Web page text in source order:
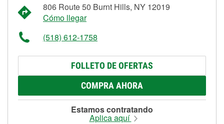
806 Route 50 Burnt Hills, NY 12019
Cómo llegar
(518) 612-1758
FOLLETO DE OFERTAS
COMPRA AHORA
Estamos contratando
Aplica aquí